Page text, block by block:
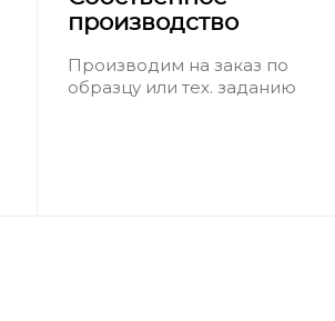
производство
Производим на заказ по
образцу или тех. заданию